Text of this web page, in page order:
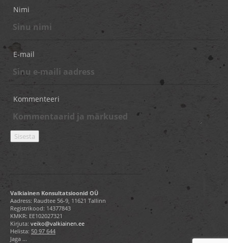
Nimi
E-mail
Kommenteeri
Valkiainen Konsultatsioonid OÜ
Aadress: Raudtee 56-9, 11621 Tallinn
Registrikood: 14377843
KMKR: EE102027321
Kirjuta: veiko@valkiainen.ee
Helista: 50 97 644
Jaga ...